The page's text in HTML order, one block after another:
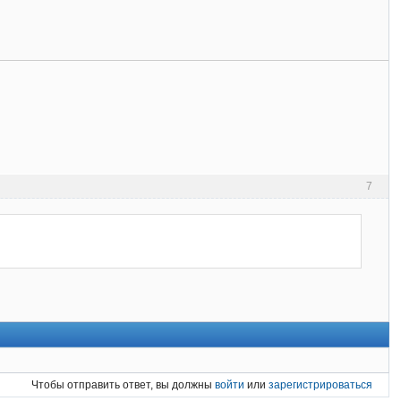
7
Чтобы отправить ответ, вы должны войти или зарегистрироваться